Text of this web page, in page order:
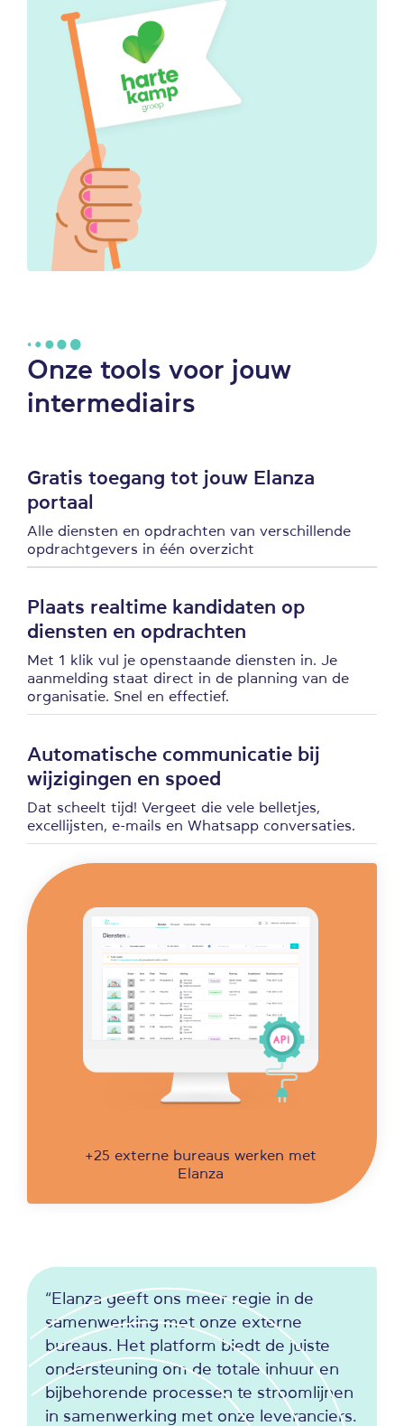
Onze tools voor jouw
intermediairs
Gratis toegang tot jouw Elanza
portaal
Alle diensten en opdrachten van verschillende
opdrachtgevers in één overzicht
Plaats realtime kandidaten op
diensten en opdrachten
Met 1 klik vul je openstaande diensten in. Je
aanmelding staat direct in de planning van de
organisatie. Snel en effectief.
Automatische communicatie bij
wijzigingen en spoed
Dat scheelt tijd! Vergeet die vele belletjes,
excellijsten, e-mails en Whatsapp conversaties.
+25 externe bureaus werken met
Elanza
“Elanza geeft ons meer regie in de
samenwerking met onze externe
bureaus. Het platform biedt de juiste
ondersteuning om de totale inhuur en
bijbehorende processen te stroomlijnen
in samenwerking met onze leveranciers.